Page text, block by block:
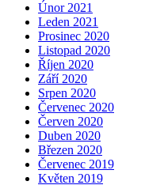
Únor 2021
Leden 2021
Prosinec 2020
Listopad 2020
Říjen 2020
Září 2020
Srpen 2020
Červenec 2020
Červen 2020
Duben 2020
Březen 2020
Červenec 2019
Květen 2019